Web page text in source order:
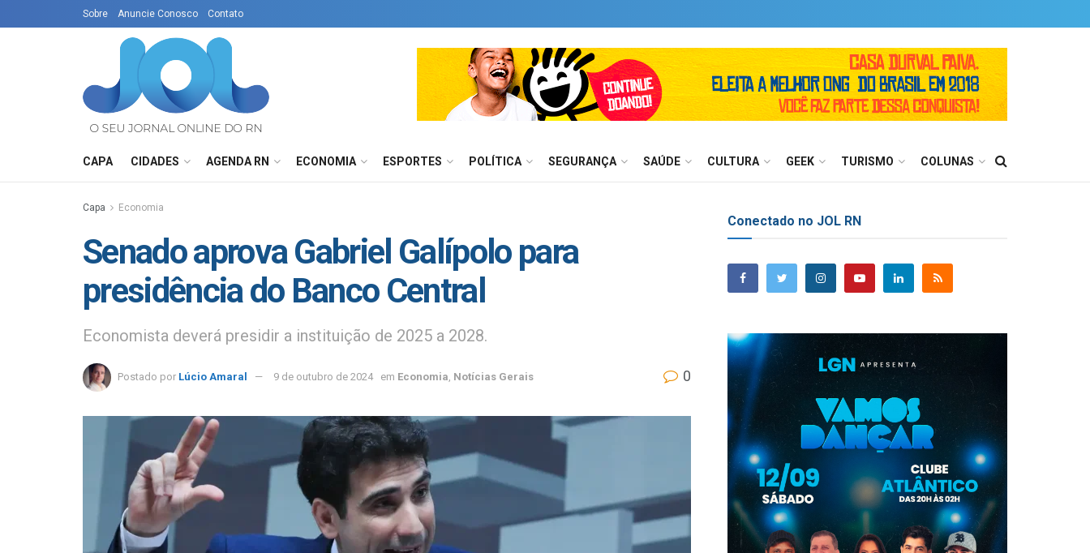
Sobre Anuncie Conosco Contato
CAPA CIDADES AGENDA RN ECONOMIA ESPORTES POLÍTICA SEGURANÇA SAÚDE CULTURA GEEK TURISMO COLUNAS
Capa Economia
Senado aprova Gabriel Galípolo para
presidência do Banco Central
Economista deverá presidir a instituição de 2025 a 2028.
Postado por Lúcio Amaral 9 de outubro de 2024 em Economia Notícias Gerais 0
Conectado no JOL RN